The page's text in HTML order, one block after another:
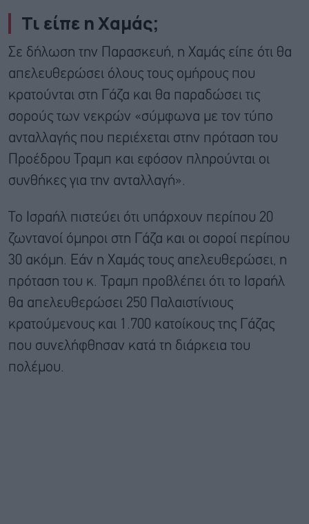
Τι είπε η Χαμάς;
Σε δήλωση την Παρασκευή, η Χαμάς είπε ότι θα
απελευθερώσει όλους τους ομήρους που
κρατούνται στη Γάζα και θα παραδώσει τις
σορούς των νεκρών «σύμφωνα με τον τύπο
ανταλλαγής που περιέχεται στην πρόταση του
Προέδρου Τραμπ και εφόσον πληρούνται οι
συνθήκες για την ανταλλαγή».
Το Ισραήλ πιστεύει ότι υπάρχουν περίπου 20
ζωντανοί όμηροι στη Γάζα και οι σοροί περίπου
30 ακόμη. Εάν η Χαμάς τους απελευθερώσει, η
πρόταση του κ. Τραμπ προβλέπει ότι το Ισραήλ
θα απελευθερώσει 250 Παλαιστίνιους
κρατούμενους και 1.700 κατοίκους της Γάζας
που συνελήφθησαν κατά τη διάρκεια του
πολέμου.